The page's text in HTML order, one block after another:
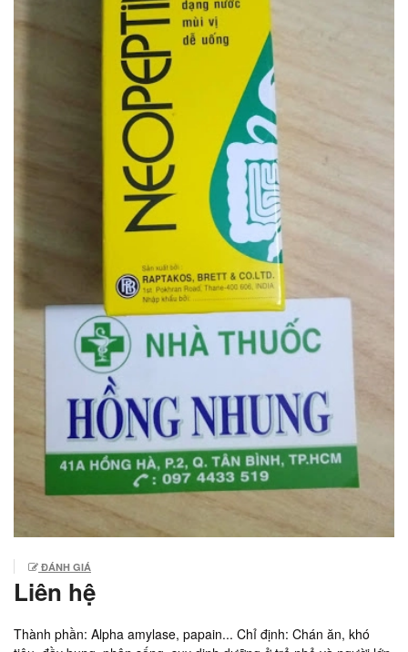
ĐÁNH GIÁ
Liên hệ
Thành phần: Alpha amylase, papain... Chỉ định: Chán ăn, khó